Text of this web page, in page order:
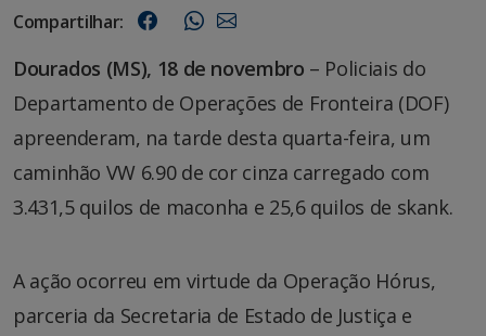
Compartilhar:
Dourados (MS), 18 de novembro – Policiais do
Departamento de Operações de Fronteira (DOF)
apreenderam, na tarde desta quarta-feira, um
caminhão VW 6.90 de cor cinza carregado com
3.431,5 quilos de maconha e 25,6 quilos de skank.
A ação ocorreu em virtude da Operação Hórus,
parceria da Secretaria de Estado de Justiça e